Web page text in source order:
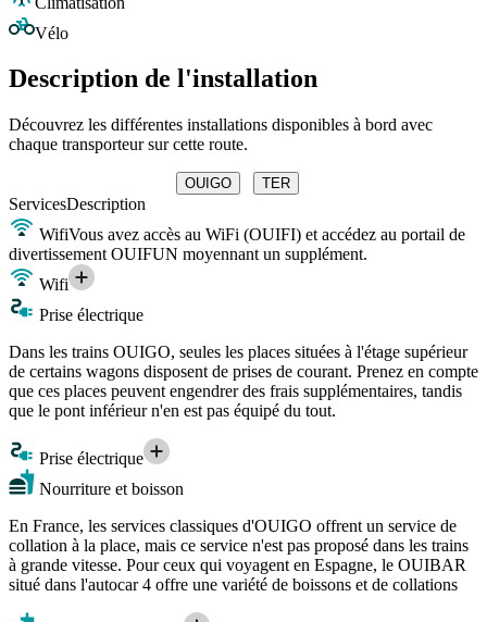
Vélo
Description de l'installation
Découvrez les différentes installations disponibles à bord avec
chaque transporteur sur cette route.
OUIGO TER
ServicesDescription
WifiVous avez accès au WiFi (OUIFI) et accédez au portail de
divertissement OUIFUN moyennant un supplément.
Wifi
Prise électrique
Dans les trains OUIGO, seules les places situées à l'étage supérieur
de certains wagons disposent de prises de courant. Prenez en compte
que ces places peuvent engendrer des frais supplémentaires, tandis
que le pont inférieur n'en est pas équipé du tout.
Prise électrique
Nourriture et boisson
En France, les services classiques d'OUIGO offrent un service de
collation à la place, mais ce service n'est pas proposé dans les trains
à grande vitesse. Pour ceux qui voyagent en Espagne, le OUIBAR
situé dans l'autocar 4 offre une variété de boissons et de collations